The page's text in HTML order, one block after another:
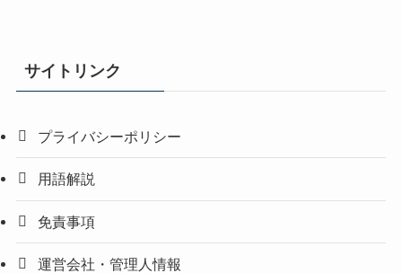
サイトリンク
プライバシーポリシー
用語解説
免責事項
運営会社・管理人情報